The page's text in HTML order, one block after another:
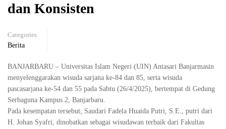
dan Konsisten
Categories
Berita
BANJARBARU – Universitas Islam Negeri (UIN) Antasari Banjarmasin
menyelenggarakan wisuda sarjana ke-84 dan 85, serta wisuda
pascasarjana ke-54 dan 55 pada Sabtu (26/4/2025), bertempat di Gedung
Serbaguna Kampus 2, Banjarbaru.
Pada kesempatan tersebut, Saudari Fadela Huaida Putri, S.E., putri dari
H. Johan Syafri, dinobatkan sebagai wisudawan terbaik dari Fakultas